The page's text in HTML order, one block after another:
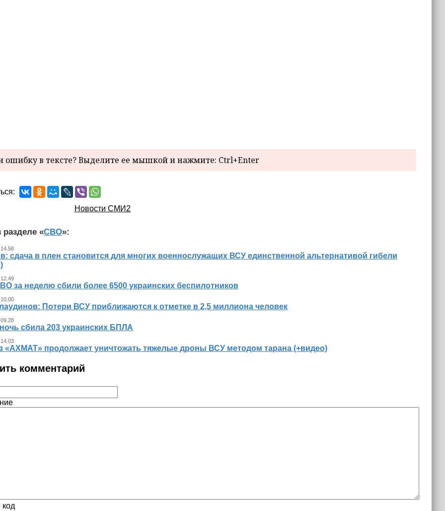
в тексте? Выделите ее мышкой и нажмите: Ctrl+Enter
Новости СМИ2
разделе «СВО»:
сдача в плен становится для многих военнослужащих ВСУ единственной альтернативой гибели
за неделю сбили более 6500 украинских беспилотников
Потери ВСУ приближаются к отметке в 2,5 миллиона человек
сбила 203 украинских БПЛА
«АХМАТ» продолжает уничтожать тяжелые дроны ВСУ методом тарана (+видео)
комментарий
код